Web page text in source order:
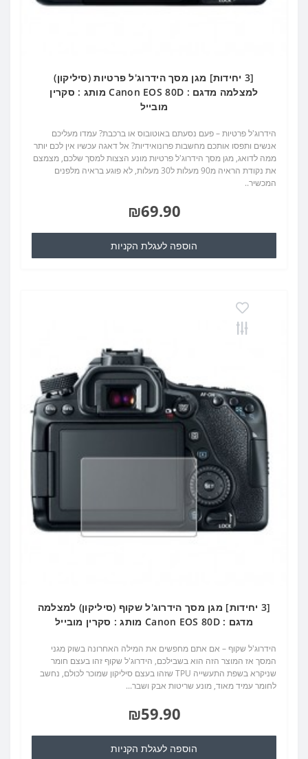
[3 יחידות] מגן מסך הידרוג'ל פרטיות (סיליקון)
למצלמה מדגם : Canon EOS 80D מותג : סקרין
מובייל
הידרוג'ל פרטיות – פעם נסעתם באוטובוס או ברכבת? עמדו מעליכם
אנשים ותפסו אותכם מחשבות פרונואידיות? אל דאגה עכשיו אין לכם יותר
ממה לדואג, מגן מסך הידרוג'ל פרטיות מונע הצצות למסך שלכם, מצמצם
את נקודת הראיה מ90 מעלות ל30 מעלות, לא פוגע בראיה מלפנים
המכשיר..
₪69.90
הוספה לעגלת הקניות
[3 יחידות] מגן מסך הידרוג'ל שקוף (סיליקון) למצלמה
מדגם : Canon EOS 80D מותג : סקרין מובייל
הידרוג'ל שקוף – אם אתם מחפשים את המילה האחרונה בשוק מגני
המסך אז המוצר הזה הוא בשבילכם, הידרוג'ל שקוף זהו בעצם חומר
שניקרא בשפת התעשייה TPU שזהו בעצם סיליקון שמוכר לכולם, נחשב
לחומר עמיד מאוד, מונע שריטות אבק ושבר...
₪59.90
הוספה לעגלת הקניות